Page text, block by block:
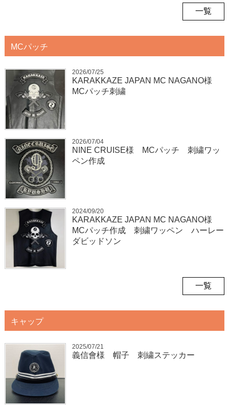
一覧
MCパッチ
2026/07/25
KARAKKAZE JAPAN MC NAGANO様
MCパッチ刺繍
2026/07/04
NINE CRUISE様 MCパッチ 刺繍ワッ
ペン作成
2024/09/20
KARAKKAZE JAPAN MC NAGANO様
MCパッチ作成 刺繍ワッペン ハーレー
ダビッドソン
一覧
キャップ
2025/07/21
義信會様 帽子 刺繍ステッカー